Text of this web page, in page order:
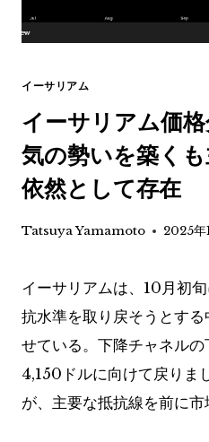
イーサリアム
イーサリアム価
気の勢いを築く
依然として存在
Tatsuya Yamamoto 2025年
イーサリアムは、10月初
抗水準を取り戻そうとす
せている。下降チャネルの
4,150ドルに向けて戻りま
が、主要な抵抗線を前に市